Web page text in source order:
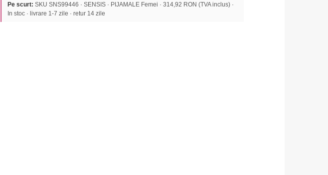
Pe scurt: SKU SNS99446 · SENSIS · PIJAMALE Femei · 314,92 RON (TVA inclus) ·
In stoc · livrare 1-7 zile · retur 14 zile